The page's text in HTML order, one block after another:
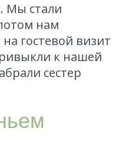
Мы стали
нам
гостевой визит
к нашей
сестер